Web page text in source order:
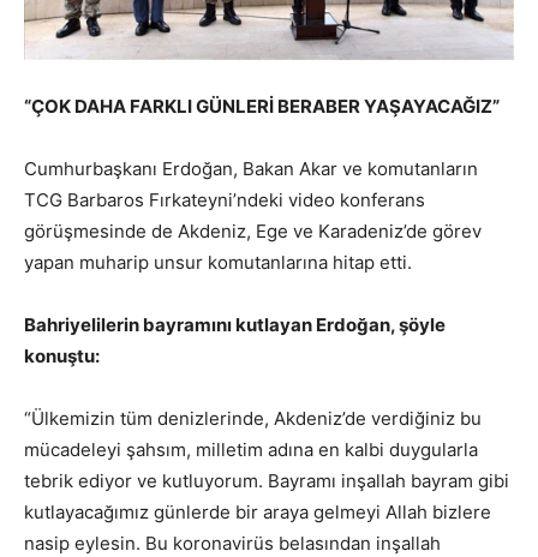
“ÇOK DAHA FARKLI GÜNLERİ BERABER YAŞAYACAĞIZ”
Cumhurbaşkanı Erdoğan, Bakan Akar ve komutanların
TCG Barbaros Fırkateyni’ndeki video konferans
görüşmesinde de Akdeniz, Ege ve Karadeniz’de görev
yapan muharip unsur komutanlarına hitap etti.
Bahriyelilerin bayramını kutlayan Erdoğan, şöyle
konuştu:
“Ülkemizin tüm denizlerinde, Akdeniz’de verdiğiniz bu
mücadeleyi şahsım, milletim adına en kalbi duygularla
tebrik ediyor ve kutluyorum. Bayramı inşallah bayram gibi
kutlayacağımız günlerde bir araya gelmeyi Allah bizlere
nasip eylesin. Bu koronavirüs belasından inşallah